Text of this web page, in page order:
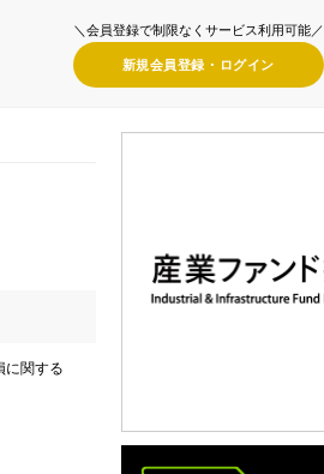
＼会員登録で制限なくサービス利用可能／
新規会員登録・ ログイン
に関する